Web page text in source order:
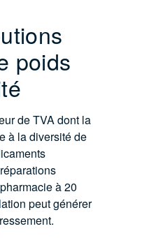
poids
de TVA dont la
à la diversité de
à 20
peut générer